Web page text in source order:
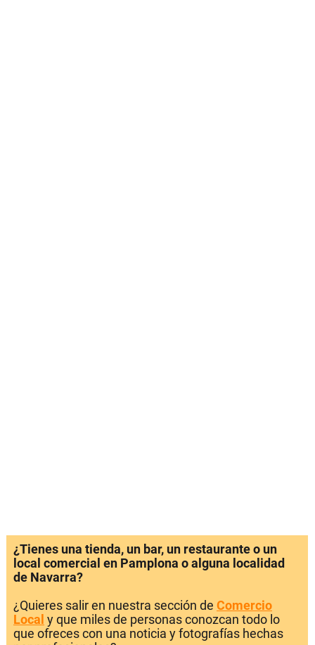
¿Tienes una tienda, un bar, un restaurante o un
local comercial en Pamplona o alguna localidad
de Navarra?
¿Quieres salir en nuestra sección de Comercio
Local y que miles de personas conozcan todo lo
que ofreces con una noticia y fotografías hechas